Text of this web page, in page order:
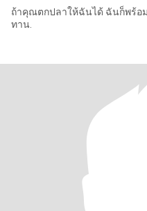
ถ้าคุณตกปลาให้ฉันได้ ฉันก็พร้อ
ทาน.